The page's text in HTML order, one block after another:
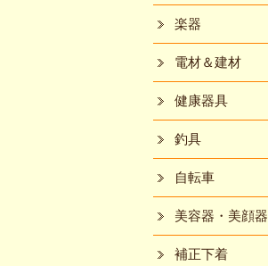
楽器
電材＆建材
健康器具
釣具
自転車
美容器・美顔器
補正下着